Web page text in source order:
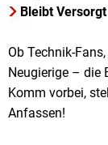
Bleibt
Ob Technik-
Neugierige – die
Komm vorbei,
Anfassen!